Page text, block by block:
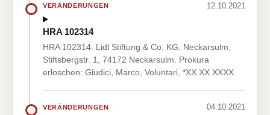
VERÄNDERUNGEN 12.10.2021
HRA 102314
HRA 102314: Lidl Stiftung & Co. KG, Neckarsulm,
Stiftsbergstr. 1, 74172 Neckarsulm. Prokura
erloschen: Giudici, Marco, Voluntari, *XX.XX.XXXX.
VERÄNDERUNGEN 04.10.2021